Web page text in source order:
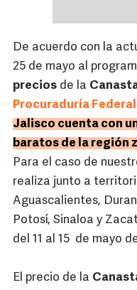
De acuerdo con la
25 de mayo al
precios de la
Procuraduría
Jalisco cuenta con
baratos de la región
Para el caso de
realiza junto a
Aguascalientes,
Potosí, Sinaloa y
del 11 al 15 de mayo
El precio de la